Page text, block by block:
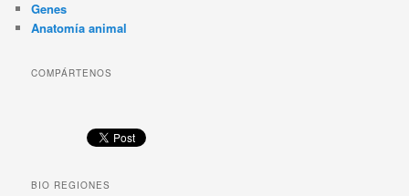
Genes
Anatomía animal
COMPÁRTENOS
BIO REGIONES